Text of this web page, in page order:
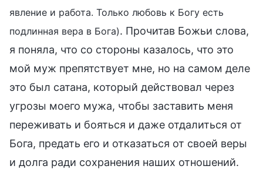
явление и работа. Только любовь к Богу есть
подлинная вера в Бога). Прочитав Божьи слова,
я поняла, что со стороны казалось, что это
мой муж препятствует мне, но на самом деле
это был сатана, который действовал через
угрозы моего мужа, чтобы заставить меня
переживать и бояться и даже отдалиться от
Бога, предать его и отказаться от своей веры
и долга ради сохранения наших отношений.